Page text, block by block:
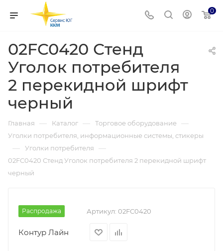
0
02FC0420 Стенд
Уголок потребителя
2 перекидной шрифт
черный
Главная — Каталог — Торговое оборудование —
Уголки потребителя, информационные системы, стикеры
— Уголки потребителя —
02FC0420 Стенд Уголок потребителя 2 перекидной шрифт
черный
Распродажа Артикул: 02FC0420
Контур Лайн